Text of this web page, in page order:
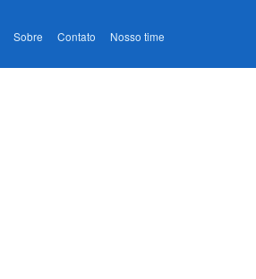
Sobre Contato Nosso time